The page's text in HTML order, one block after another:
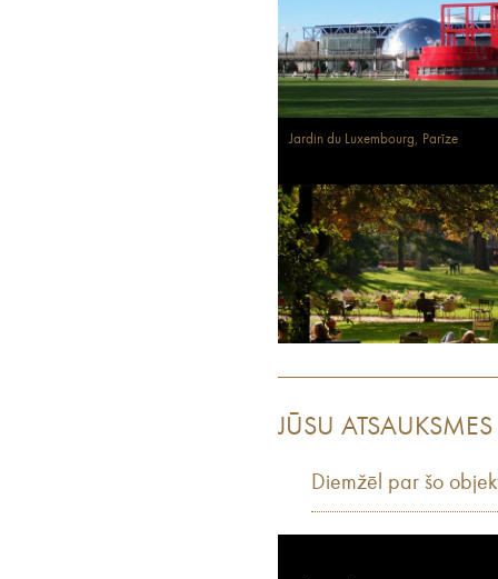
Jardin du Luxembourg, Parīze
JŪSU ATSAUKSMES
Diemžēl par šo